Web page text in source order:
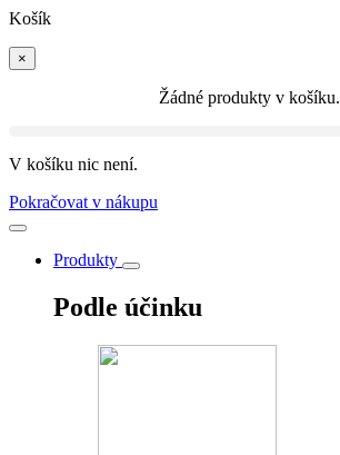
Košík
×
Žádné produkty v košíku.
V košíku nic není.
Pokračovat v nákupu
Produkty
Podle účinku